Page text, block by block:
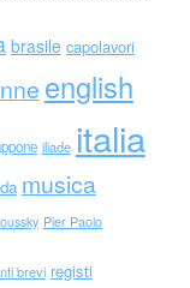
brasile capolavori
english
iliade italia
musica
Pier Paolo
brevi registi